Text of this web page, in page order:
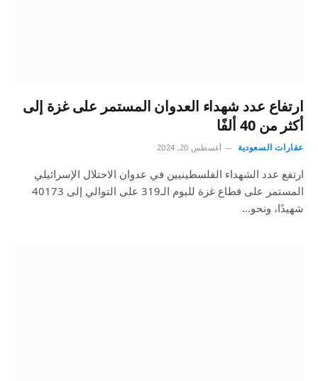
ارتفاع عدد شهداء العدوان المستمر على غزة إلى
أكثر من 40 ألفًا
عقارات السعودية أغسطس 20, 2024
ارتفع عدد الشهداء الفلسطينيين في عدوان الاحتلال الإسرائيلي
المستمر على قطاع غزة لليوم الـ319 على التوالي إلى 40173
شهيدًا، ونحو…